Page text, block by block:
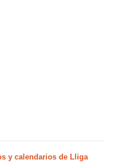
y calendarios de Lliga